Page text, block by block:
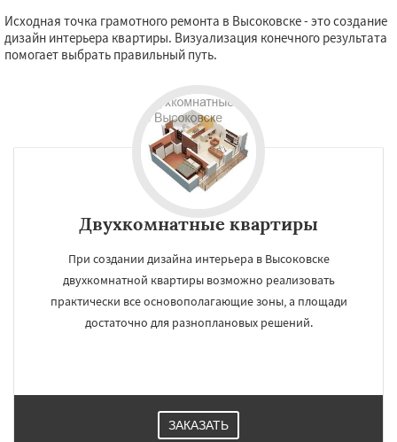
Исходная точка грамотного ремонта в Высоковске - это создание
дизайн интерьера квартиры. Визуализация конечного результата
помогает выбрать правильный путь.
Двухкомнатные квартиры
При создании дизайна интерьера в Высоковске
двухкомнатной квартиры возможно реализовать
практически все основополагающие зоны, а площади
достаточно для разноплановых решений.
ЗАКАЗАТЬ